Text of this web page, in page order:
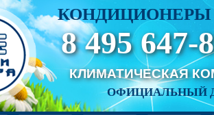
КОНДИЦИОНЕРЫ
8 495 647-
КЛИМАТИЧЕСКАЯ
ОФИЦИАЛЬНЫЙ